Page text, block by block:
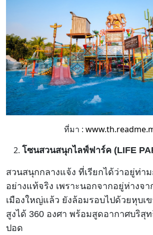
ที่มา :
โซนสวนสนุกไลฟ์ฟาร์ค (LIFE
สวนสนุกกลางแจ้ง ที่เรียกได้ว่าอยู่ท่า
อย่างแท้จริง เพราะนอกจากอยู่ห่างจ
เมืองใหญ่แล้ว ยังล้อมรอบไปด้วยหุบ
สูงได้ 360 องศา พร้อมสูดอากาศบริสุ
ปอด